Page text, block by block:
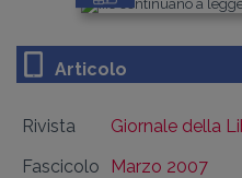
Articolo
Rivista
Giornale della
Fascicolo
Marzo 2007